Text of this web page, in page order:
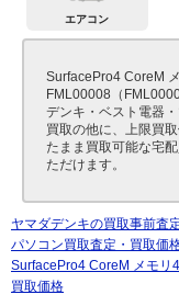
エアコン
SurfacePro4 CoreM
FML00008（
デンキ・ベスト電器
買取の他に、上限買
たまま買取可能な宅
ただけます。
ヤマダデンキの買取事前査
パソコン買取査定・買取価
SurfacePro4 CoreM メモリ
買取価格